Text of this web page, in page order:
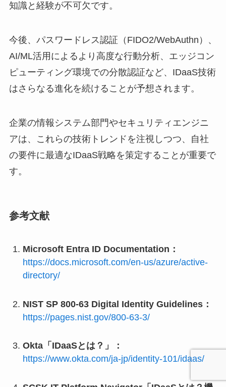
知識と経験が不可欠です。
今後、パスワードレス認証（FIDO2/WebAuthn）、
AI/ML活用によるより高度な行動分析、エッジコン
ピューティング環境での分散認証など、IDaaS技術
はさらなる進化を続けることが予想されます。
企業の情報システム部門やセキュリティエンジニ
アは、これらの技術トレンドを注視しつつ、自社
の要件に最適なIDaaS戦略を策定することが重要で
す。
参考文献
Microsoft Entra ID Documentation：
https://docs.microsoft.com/en-us/azure/active-
directory/
NIST SP 800-63 Digital Identity Guidelines：
https://pages.nist.gov/800-63-3/
Okta「IDaaSとは？」：
https://www.okta.com/ja-jp/identity-101/idaas/